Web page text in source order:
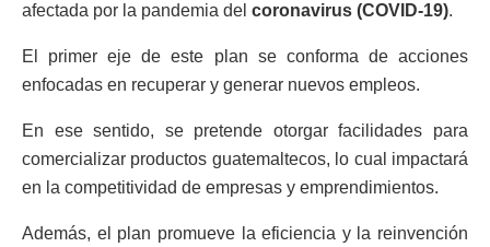
afectada por la pandemia del coronavirus (COVID-19).
El primer eje de este plan se conforma de acciones
enfocadas en recuperar y generar nuevos empleos.
En ese sentido, se pretende otorgar facilidades para
comercializar productos guatemaltecos, lo cual impactará
en la competitividad de empresas y emprendimientos.
Además, el plan promueve la eficiencia y la reinvención